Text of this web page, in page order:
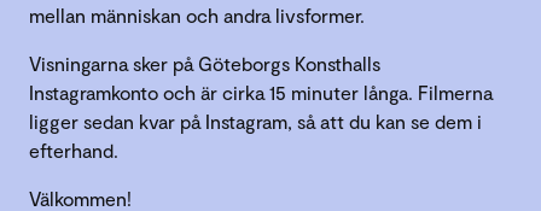
mellan människan och andra livsformer.
Visningarna sker på Göteborgs Konsthalls
Instagramkonto och är cirka 15 minuter långa. Filmerna
ligger sedan kvar på Instagram, så att du kan se dem i
efterhand.
Välkommen!